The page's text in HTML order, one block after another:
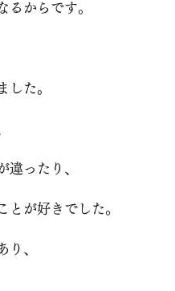
るからです。
した。
違ったり、
とが好きでした。
り、